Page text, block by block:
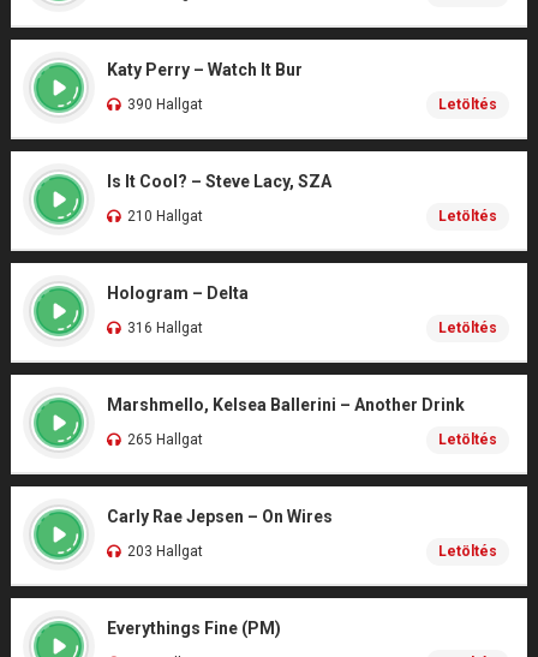
Katy Perry – Watch It Bur
390 Hallgat Letöltés
Is It Cool? – Steve Lacy, SZA
210 Hallgat Letöltés
Hologram – Delta
316 Hallgat Letöltés
Marshmello, Kelsea Ballerini – Another Drink
265 Hallgat Letöltés
Carly Rae Jepsen – On Wires
203 Hallgat Letöltés
Everythings Fine (PM)